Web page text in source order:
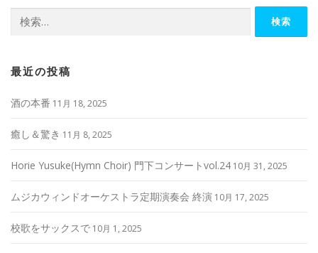
索:
最近の投稿
酒の本番 11月 18, 2025
癒し＆驚き 11月 8, 2025
Horie Yusuke(Hymn Choir) 門下コンサートvol.24 10月 31, 2025
ムジカウィンドオーケストラ定期演奏会 終演 10月 17, 2025
校歌をサックスで 10月 1, 2025